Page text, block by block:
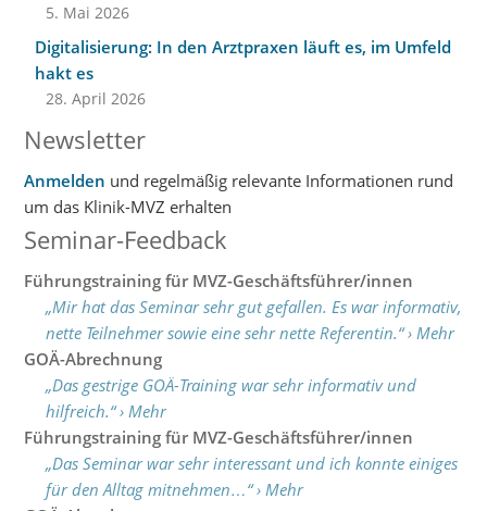
5. Mai 2026
Digitalisierung: In den Arztpraxen läuft es, im Umfeld
hakt es
28. April 2026
Newsletter
Anmelden und regelmäßig relevante Informationen rund
um das Klinik-MVZ erhalten
Seminar-Feedback
Führungstraining für MVZ-Geschäftsführer/innen
„Mir hat das Seminar sehr gut gefallen. Es war informativ,
nette Teilnehmer sowie eine sehr nette Referentin.“ › Mehr
GOÄ-Abrechnung
„Das gestrige GOÄ-Training war sehr informativ und
hilfreich.“ › Mehr
Führungstraining für MVZ-Geschäftsführer/innen
„Das Seminar war sehr interessant und ich konnte einiges
für den Alltag mitnehmen…“ › Mehr